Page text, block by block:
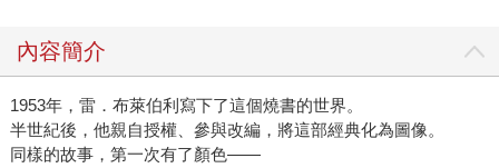
內容簡介
1953年，雷．布萊伯利寫下了這個燒書的世界。
半世紀後，他親自授權、參與改編，將這部經典化為圖像。
同樣的故事，第一次有了顏色——